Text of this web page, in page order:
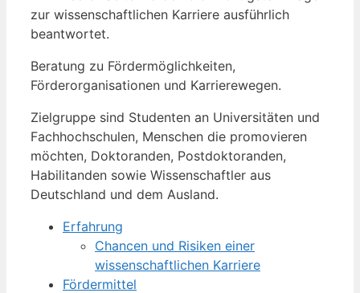
zur wissenschaftlichen Karriere ausführlich
beantwortet.
Beratung zu Fördermöglichkeiten,
Förderorganisationen und Karrierewegen.
Zielgruppe sind Studenten an Universitäten und
Fachhochschulen, Menschen die promovieren
möchten, Doktoranden, Postdoktoranden,
Habilitanden sowie Wissenschaftler aus
Deutschland und dem Ausland.
Erfahrung
Chancen und Risiken einer
wissenschaftlichen Karriere
Fördermittel